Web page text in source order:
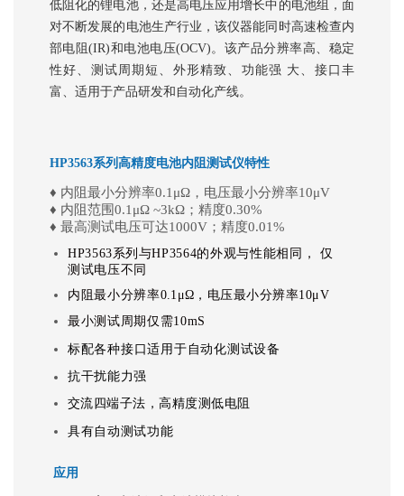
低阻化的锂电池，还是高电压应用增长中的电池组，面
对不断发展的电池生产行业，该仪器能同时高速检查内
部电阻(IR)和电池电压(OCV)。该产品分辨率高、稳定
性好、测试周期短、外形精致、功能强 大、接口丰
富、适用于产品研发和自动化产线。
HP3563系列高精度电池内阻测试仪特性
♦ 内阻最小分辨率0.1μΩ，电压最小分辨率10μV
♦ 内阻范围0.1μΩ ~3kΩ；精度0.30%
♦ 最高测试电压可达1000V；精度0.01%
HP3563系列与HP3564的外观与性能相同， 仅
测试电压不同
内阻最小分辨率0.1μΩ ，电压最小分辨率10μV
最小测试周期仅需10mS
标配各种接口适用于自动化测试设备
抗干扰能力强
交流四端子法，高精度测低电阻
具有自动测试功能
应用